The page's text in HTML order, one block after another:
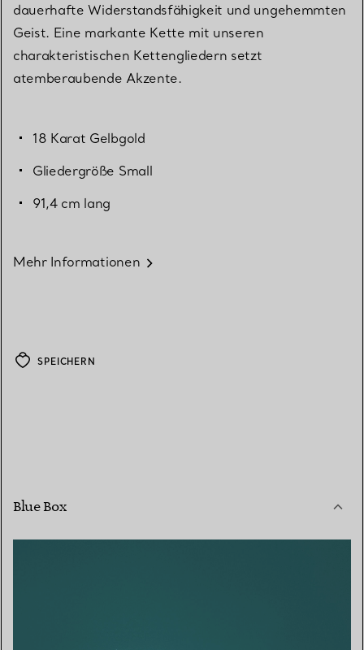
dauerhafte Widerstandsfähigkeit und ungehemmten
Geist. Eine markante Kette mit unseren
charakteristischen Kettengliedern setzt
atemberaubende Akzente.
18 Karat Gelbgold
Gliedergröße Small
91,4 cm lang
Mehr Informationen
SPEICHERN
Blue Box